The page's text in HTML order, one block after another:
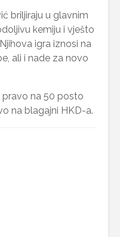
briljiraju u glavnim
kemiju i vješto
igra iznosi na
ali i nade za novo
pravo na 50 posto
na blagajni HKD-a.